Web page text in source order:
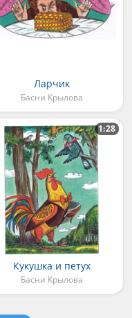
Ларчик
Басни Крылова
Кукушка и петух
Басни Крылова
1:28